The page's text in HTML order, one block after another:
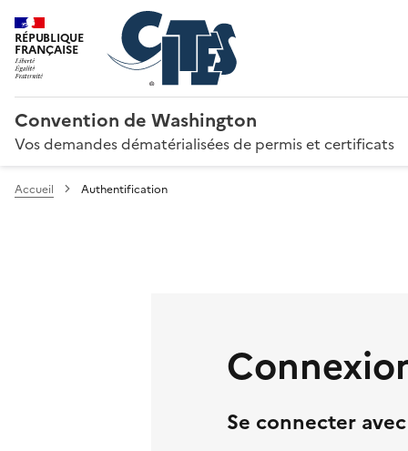
RÉPUBLIQUE
FRANÇAISE
Convention de Washington
Vos demandes dématérialisées de permis et certificats
Accueil Authentification
Se connecter